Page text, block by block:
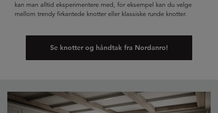
kan man alltid eksperimentere med, for eksempel kan du velge
mellom trendy firkantede knotter eller klassiske runde knotter.
Se knotter og håndtak fra Nordanro!